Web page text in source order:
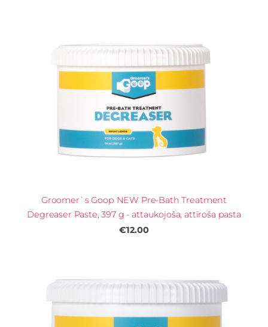
Groomer`s Goop NEW Pre-Bath Treatment
Degreaser Paste, 397 g - attaukojoša, attīroša pasta
€12.00